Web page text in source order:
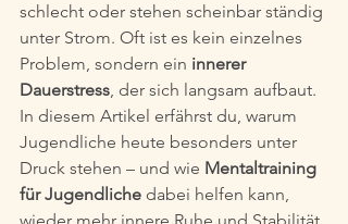
schlecht oder stehen scheinbar ständig
unter Strom. Oft ist es kein einzelnes
Problem, sondern ein innerer
Dauerstress, der sich langsam aufbaut.
In diesem Artikel erfährst du, warum
Jugendliche heute besonders unter
Druck stehen – und wie Mentaltraining
für Jugendliche dabei helfen kann,